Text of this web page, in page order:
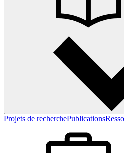
Projets de recherchePublications